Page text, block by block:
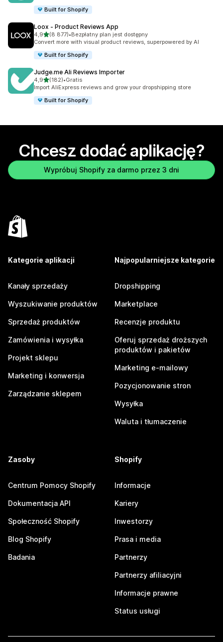
Built for Shopify
Loox ‑ Product Reviews App
4,9na 5 gwiazdek
(8 877)
Łączna liczba recenzji: 8877
•Bezpłatny plan jest dostępny
Convert more with visual product reviews, superpowered by AI
Built for Shopify
Judge.me Ali Reviews Importer
4,9na 5 gwiazdek
(182)
Łączna liczba recenzji: 182
•Gratis
Import AliExpress reviews and grow your dropshipping store
Built for Shopify
Chcesz dodać aplikację?
Wypróbuj Shopify za darmo przez 3 dni
Kategorie aplikacji
Kanały sprzedaży
Wyszukiwanie produktów
Sprzedaż produktów
Zamówienia i wysyłka
Projekt sklepu
Marketing i konwersja
Zarządzanie sklepem
Najpopularniejsze kategorie
Dropshipping
Marketplace
Recenzje produktu
Oferuj sprzedaż droższych
produktów i pakietów
Marketing e-mailowy
Pozycjonowanie stron
Wysyłka
Waluta i tłumaczenie
Zasoby
Centrum Pomocy Shopify
Dokumentacja API
Społeczność Shopify
Blog Shopify
Badania
Shopify
Informacje
Kariery
Inwestorzy
Prasa i media
Partnerzy
Partnerzy afiliacyjni
Informacje prawne
Status usługi